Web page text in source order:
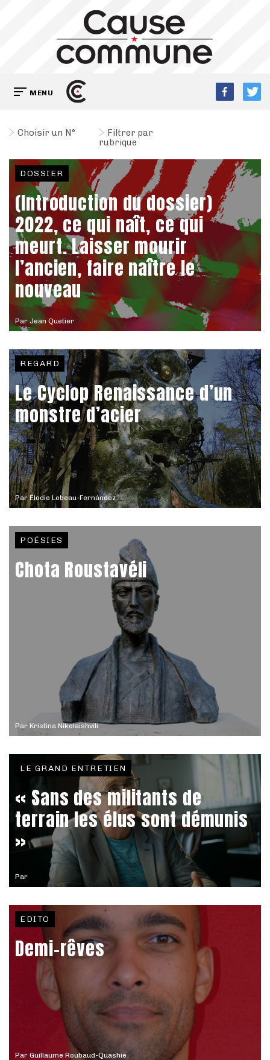
MENU
Choisir un N°
Filtrer par
rubrique
ParJean Quetier
DOSSIER
(Introduction du dossier)
2022, ce qui naît, ce qui
meurt. Laisser mourir
l’ancien, faire naître le
nouveau
ParÉlodie Lebeau-Fernández
REGARD
Le Cyclop Renaissance d’un
monstre d’acier
Par Kristina Nikolaishvili
POÉSIES
Chota Roustavéli
Par
LE GRAND ENTRETIEN
« Sans des militants de
terrain les élus sont démunis
»
Par Guillaume Roubaud-Quashie
EDITO
Demi-rêves